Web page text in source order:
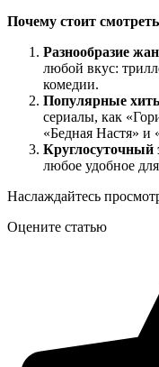
Почему стоит
Разнообразие
любой вкус:
комедии.
Популярные
сериалы, как
«Бедная Настя» и
Круглосуточный
любое удобное
Наслаждайтесь
Оцените статью